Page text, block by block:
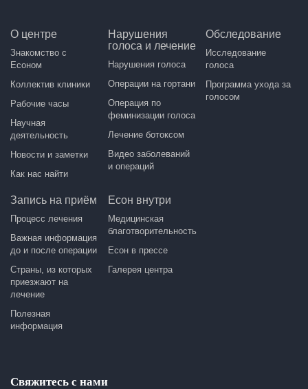
О центре
Знакомство с
Есоном
Коллектив клиники
Рабочие часы
Научная
деятельность
Новости и заметки
Как нас найти
Нарушения
голоса и лечение
Нарушения голоса
Операции на гортани
Операция по
феминизации голоса
Лечение ботоксом
Видео заболеваний
и операций
Обследование
Исследование
голоса
Программа ухода за
голосом
Запись на приём
Процесс лечения
Важная информация
до и после операции
Страны, из которых
приезжают на
лечение
Полезная
информация
Есон внутри
Медицинская
благотворительность
Есон в прессе
Галерея центра
Свяжитесь с нами